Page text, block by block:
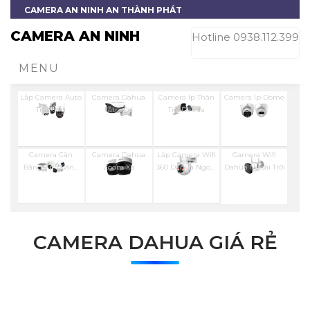
CAMERA AN NINH AN THÀNH PHÁT
CAMERA AN NINH Hotline 0938.112.399
MENU
Lắp Camera Auto
Tracking
Camera Dahua
Ultra 2K
Camera Ip Thân
Trụ Dahua
Camera Ip Dome
Dahua
Camera Cân
Bằng Ánh Sáng
Camera Dahua
Zoom Xa
Lắp Camera Wifi
360 Dahua Ngoài
Camera Wifi
Dahua Ngoài Trời
CAMERA DAHUA GIÁ RẺ